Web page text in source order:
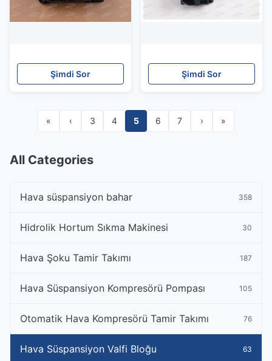
Şimdi Sor Şimdi Sor
« ‹ 3 4 5 6 7 › »
All Categories
Hava süspansiyon bahar 358
Hidrolik Hortum Sıkma Makinesi 30
Hava Şoku Tamir Takımı 187
Hava Süspansiyon Kompresörü Pompası 105
Otomatik Hava Kompresörü Tamir Takımı 76
Hava Süspansiyon Valfi Bloğu 63